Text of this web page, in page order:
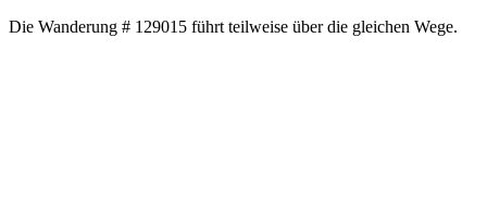
Die Wanderung # 129015 führt teilweise über die gleichen Wege.